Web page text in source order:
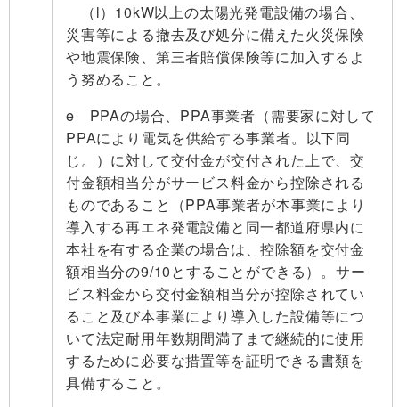
（l）10kW以上の太陽光発電設備の場合、
災害等による撤去及び処分に備えた火災保険
や地震保険、第三者賠償保険等に加入するよ
う努めること。
e PPAの場合、PPA事業者（需要家に対して
PPAにより電気を供給する事業者。以下同
じ。）に対して交付金が交付された上で、交
付金額相当分がサービス料金から控除される
ものであること（PPA事業者が本事業により
導入する再エネ発電設備と同一都道府県内に
本社を有する企業の場合は、控除額を交付金
額相当分の9/10とすることができる）。サー
ビス料金から交付金額相当分が控除されてい
ること及び本事業により導入した設備等につ
いて法定耐用年数期間満了まで継続的に使用
するために必要な措置等を証明できる書類を
具備すること。